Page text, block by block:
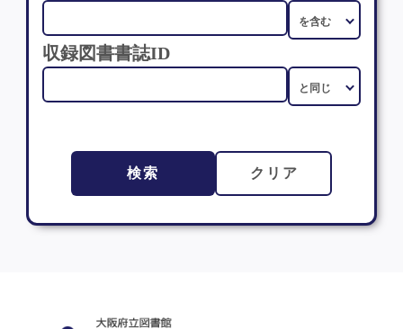
収録図書書誌ID
検索 クリア